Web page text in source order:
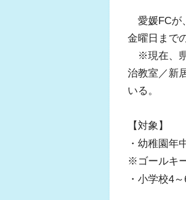
愛媛FCが
金曜日まで
※現在、県
治教室／新
いる。
【対象】
・幼稚園年
※ゴールキ
・小学校4